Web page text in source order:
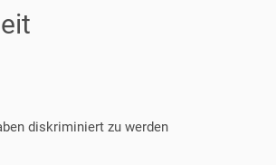
diskriminiert zu werden